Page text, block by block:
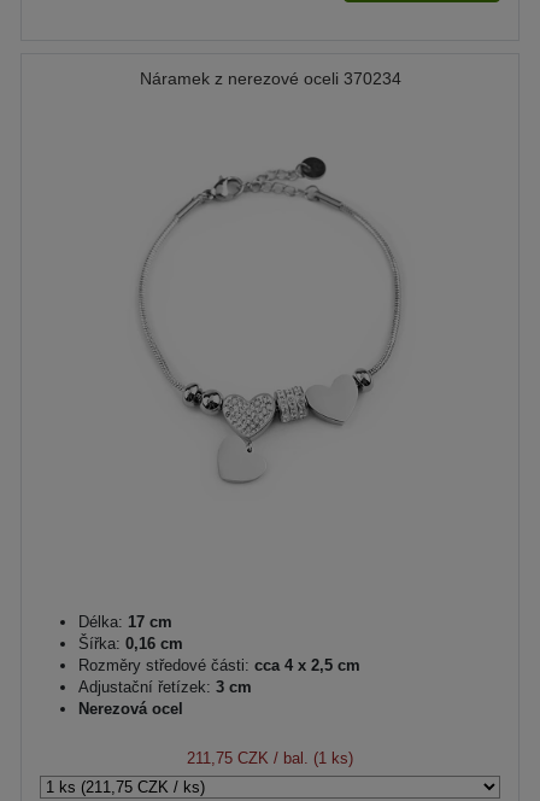
Náramek z nerezové oceli 370234
Délka: 17 cm
Šířka: 0,16 cm
Rozměry středové části: cca 4 x 2,5 cm
Adjustační řetízek: 3 cm
Nerezová ocel
211,75 CZK / bal. (1 ks)